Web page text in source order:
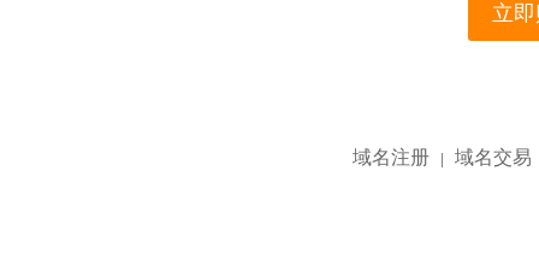
立
域名注册 | 域名交易